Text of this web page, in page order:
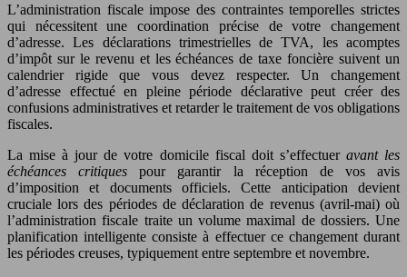
L’administration fiscale impose des contraintes temporelles strictes
qui nécessitent une coordination précise de votre changement
d’adresse. Les déclarations trimestrielles de TVA, les acomptes
d’impôt sur le revenu et les échéances de taxe foncière suivent un
calendrier rigide que vous devez respecter. Un changement
d’adresse effectué en pleine période déclarative peut créer des
confusions administratives et retarder le traitement de vos obligations
fiscales.
La mise à jour de votre domicile fiscal doit s’effectuer avant les
échéances critiquespour garantir la réception de vos avis
d’imposition et documents officiels. Cette anticipation devient
cruciale lors des périodes de déclaration de revenus (avril-mai) où
l’administration fiscale traite un volume maximal de dossiers. Une
planification intelligente consiste à effectuer ce changement durant
les périodes creuses, typiquement entre septembre et novembre.